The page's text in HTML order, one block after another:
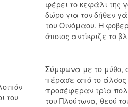
φέρει το κεφάλι της
δώρο για τον δήθεν
του Οινόμαου. Η
όποιος αντίκριζε το
του
Σύμφωνα με το μύθο,
πέρασε από το άλσος
προσέφεραν τρία
του Πλούτωνα, θεού